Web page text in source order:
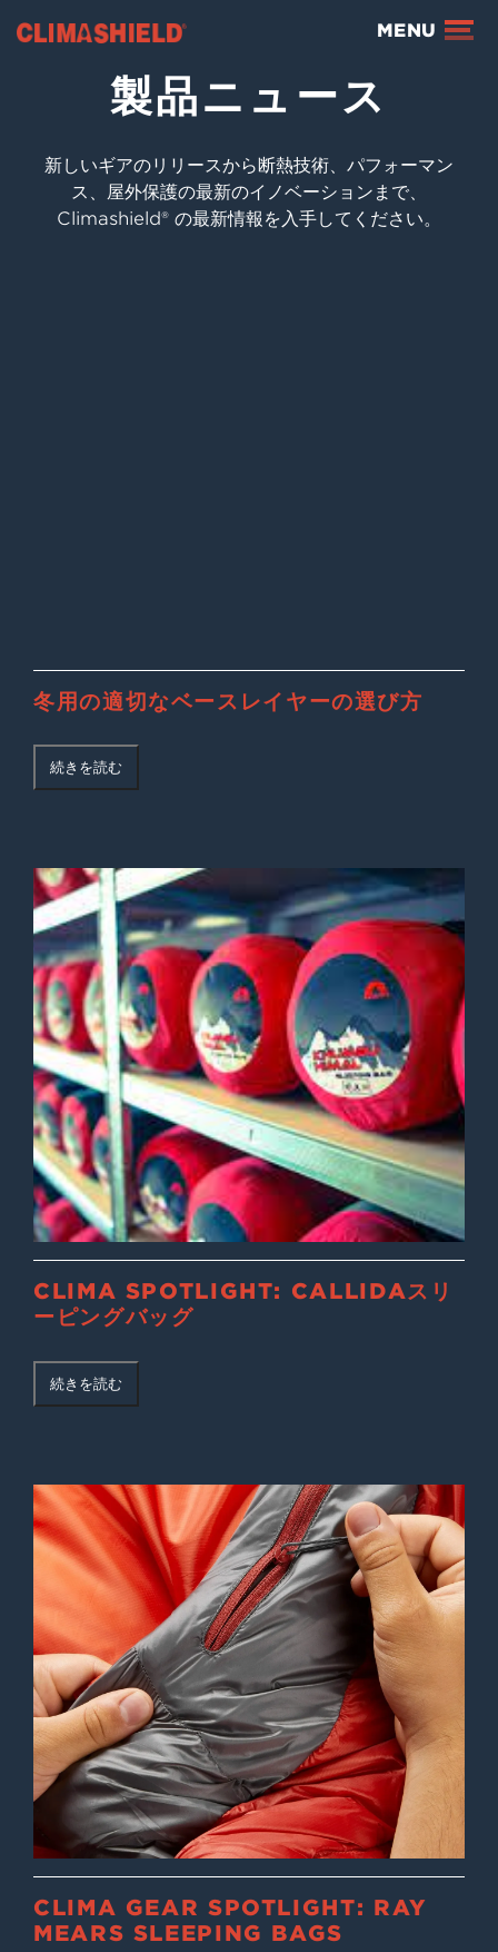
Climashield® MENU
製品ニュース
新しいギアのリリースから断熱技術、パフォーマン
ス、屋外保護の最新のイノベーションまで、
Climashield® の最新情報を入手してください。
冬用の適切なベースレイヤーの選び方
続きを読む
CLIMA SPOTLIGHT: CALLIDAスリ
ーピングバッグ
続きを読む
CLIMA GEAR SPOTLIGHT: RAY
MEARS SLEEPING BAGS